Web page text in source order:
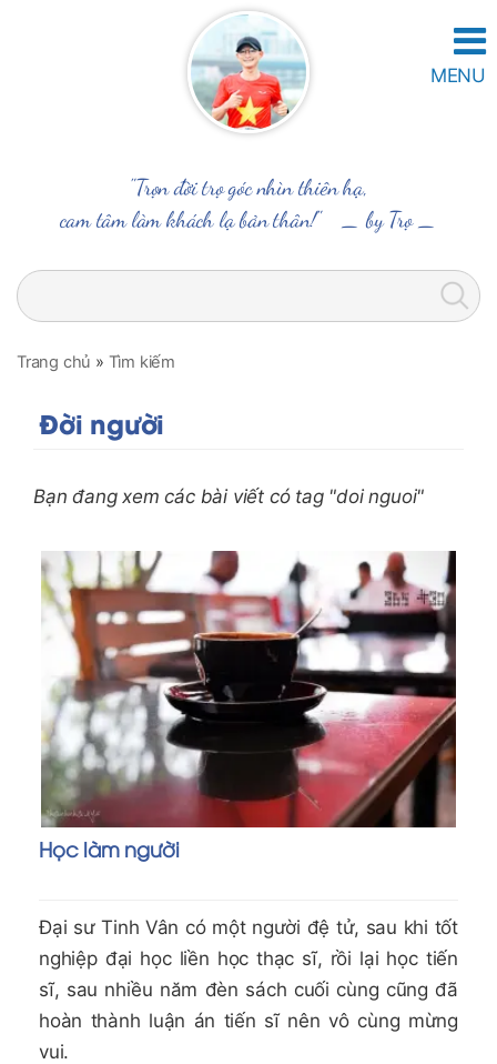
"Trọn đời trọ góc nhìn thiên hạ,
cam tâm làm khách lạ bản thân!" _by Trọ_
MENU
Trang chủ » Tìm kiếm
Đời người
Bạn đang xem các bài viết có tag "doi nguoi"
Học làm người
Đại sư Tinh Vân có một người đệ tử, sau khi tốt
nghiệp đại học liền học thạc sĩ, rồi lại học tiến
sĩ, sau nhiều năm đèn sách cuối cùng cũng đã
hoàn thành luận án tiến sĩ nên vô cùng mừng
vui.